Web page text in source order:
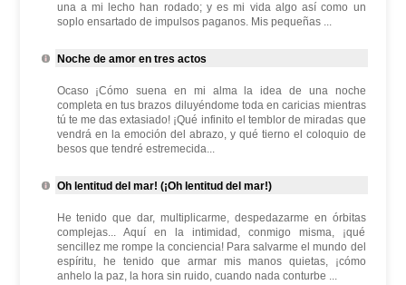
una a mi lecho han rodado; y es mi vida algo así como un
soplo ensartado de impulsos paganos. Mis pequeñas ...
Noche de amor en tres actos
Ocaso ¡Cómo suena en mi alma la idea de una noche
completa en tus brazos diluyéndome toda en caricias mientras
tú te me das extasiado! ¡Qué infinito el temblor de miradas que
vendrá en la emoción del abrazo, y qué tierno el coloquio de
besos que tendré estremecida...
Oh lentitud del mar! (¡Oh lentitud del mar!)
He tenido que dar, multiplicarme, despedazarme en órbitas
complejas... Aquí en la intimidad, conmigo misma, ¡qué
sencillez me rompe la conciencia! Para salvarme el mundo del
espíritu, he tenido que armar mis manos quietas, ¡cómo
anhelo la paz, la hora sin ruido, cuando nada conturbe ...